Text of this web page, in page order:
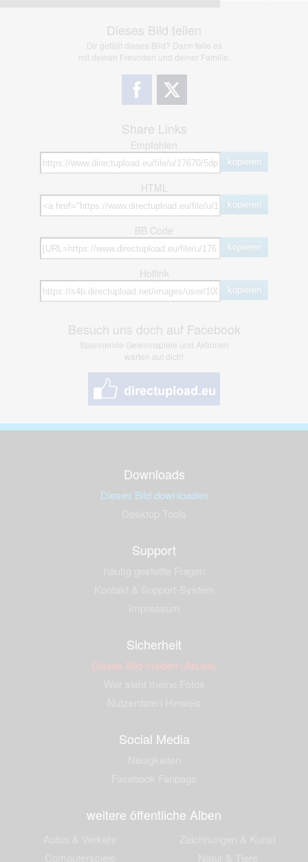
Dieses Bild teilen
Dir gefällt dieses Bild? Dann teile es
mit deinen Freunden und deiner Familie.
Share Links
Empfohlen
kopieren
HTML
kopieren
BB Code
kopieren
Hotlink
kopieren
Besuch uns doch auf Facebook
Spannende Gewinnspiele und Aktionen
warten auf dich!
Downloads
Dieses Bild downloaden
Support
Sicherheit
Dieses Bild melden (Abuse)
Social Media
weitere öffentliche Alben